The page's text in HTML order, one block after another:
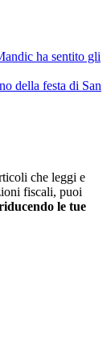
ha sentito gli
della festa di San
che leggi e
fiscali, puoi
le tue